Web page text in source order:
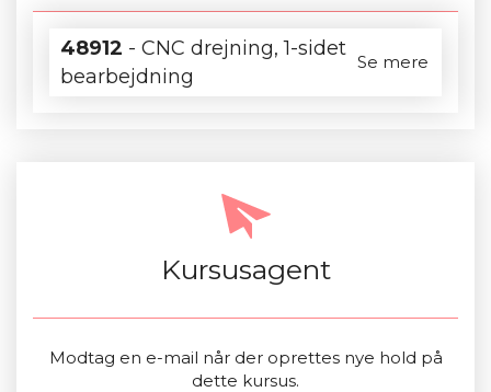
48912 - CNC drejning, 1-sidet
bearbejdning
Se mere
Kursusagent
Modtag en e-mail når der oprettes nye hold på
dette kursus.